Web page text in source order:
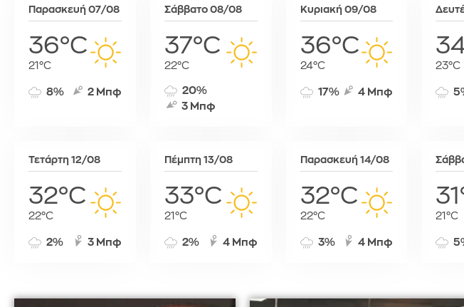
Παρασκευή 07/08
36°C
21°C
8% 2 Μπφ
Σάββατο 08/08
37°C
22°C
20%
3 Μπφ
Κυριακή 09/08
36°C
24°C
17% 4 Μπφ
23°C
Τετάρτη 12/08
32°C
22°C
2% 3 Μπφ
Πέμπτη 13/08
33°C
21°C
2% 4 Μπφ
Παρασκευή 14/08
32°C
22°C
3% 4 Μπφ
21°C